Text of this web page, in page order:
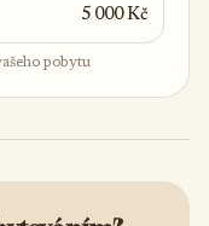
5 000 Kč
pobytu